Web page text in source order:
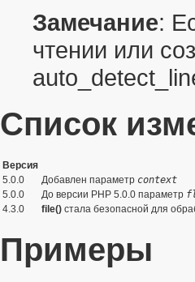
Замечание:
чтении или
Список
Версия
5.0.0
Добавлен параметр context
5.0.0
До версии PHP 5.0.0 параметр
4.3.0
file() стала безопасной для
Примеры